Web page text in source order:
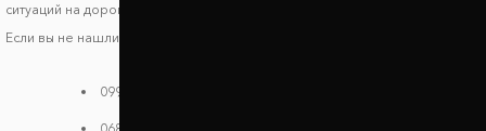
ситуаций на дороге.
Если вы не нашли своей модели в каталоге, звоните нам:
099 784 38 08